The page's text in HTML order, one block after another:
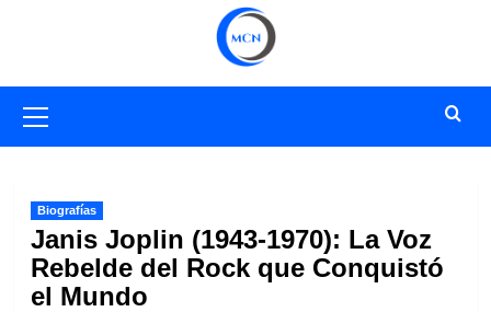
primario
Biografías
Janis Joplin (1943-1970): La Voz
Rebelde del Rock que Conquistó
el Mundo